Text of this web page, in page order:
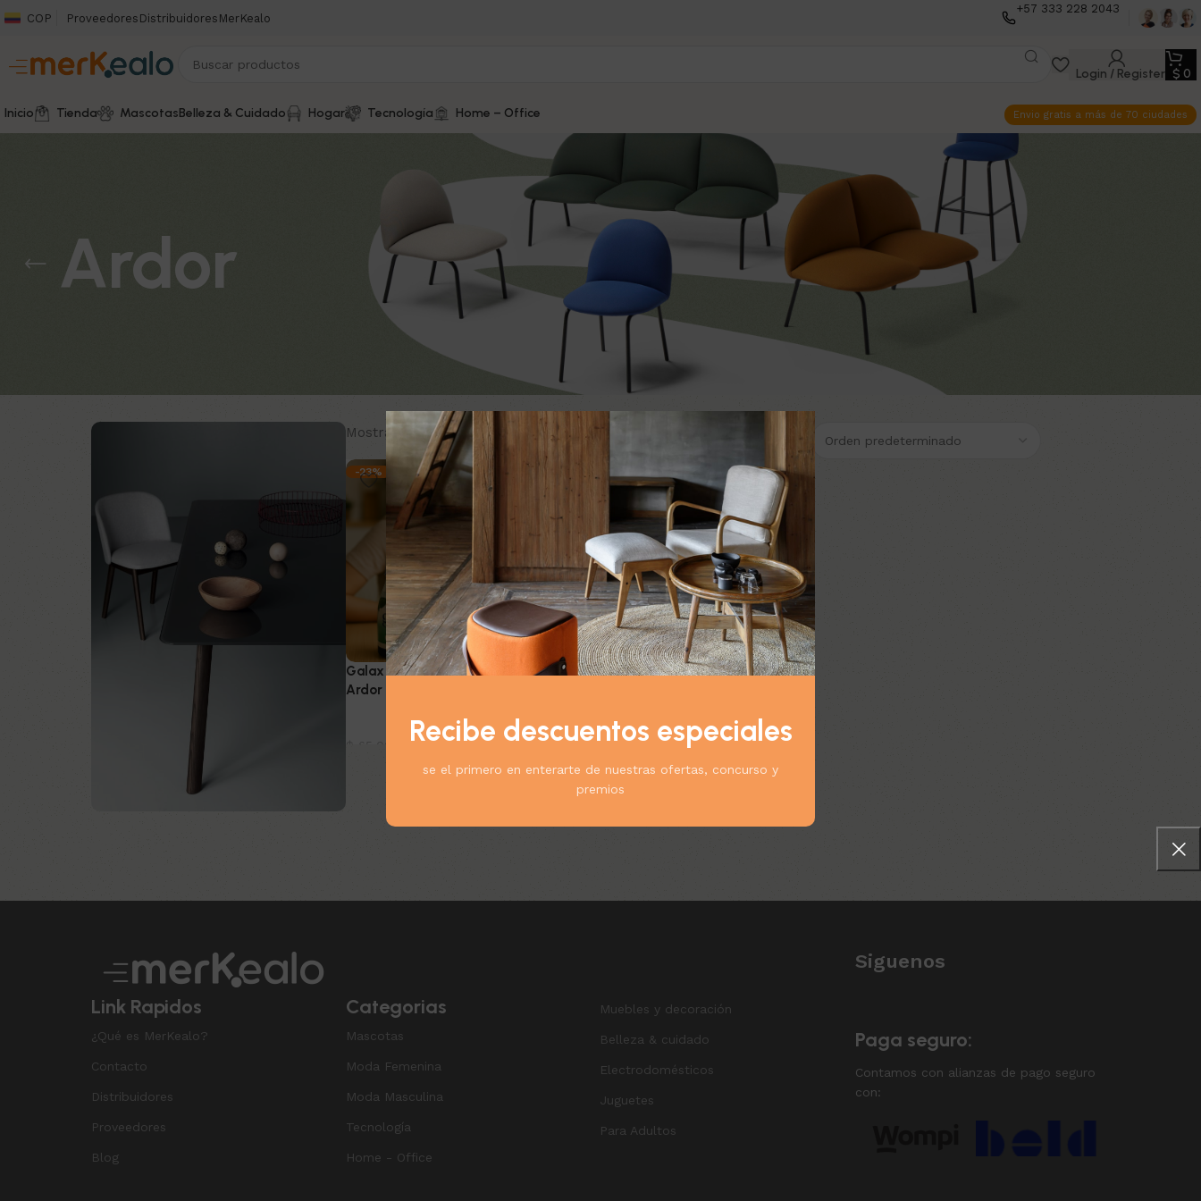
Recibe descuentos especiales
se el primero en enterarte de nuestras ofertas, concurso y
premios
COP Proveedores Distribuidores MerKealo
+57 333 228 2043
Login / Register $ 0
Inicio Tienda MascotasBelleza & Cuidado Hogar Tecnología Home – Office Envio gratis a más de 70 ciudades
Ardor
Mostrando el único resultado
-23%
Galax – Reflujo Gastrico-
Ardor Estomacal
Productos Naturistas
$49.900
Añadir al carrito
Link Rapidos
¿Qué es MerKealo?
Contacto
Distribuidores
Proveedores
Blog
Categorias
Mascotas
Moda Femenina
Moda Masculina
Tecnología
Home - Office
Muebles y decoración
Belleza & cuidado
Electrodomésticos
Juguetes
Para Adultos
Siguenos
Paga seguro:
Contamos con alianzas de pago seguro
con: